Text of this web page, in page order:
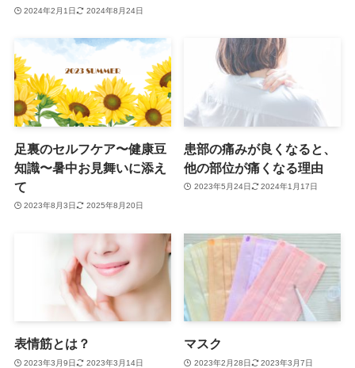
2024年2月1日 2024年8月24日
足裏のセルフケア〜健康豆
知識〜暑中お見舞いに添え
て
2023年8月3日 2025年8月20日
患部の痛みが良くなると、
他の部位が痛くなる理由
2023年5月24日 2024年1月17日
表情筋とは？
2023年3月9日 2023年3月14日
マスク
2023年2月28日 2023年3月7日